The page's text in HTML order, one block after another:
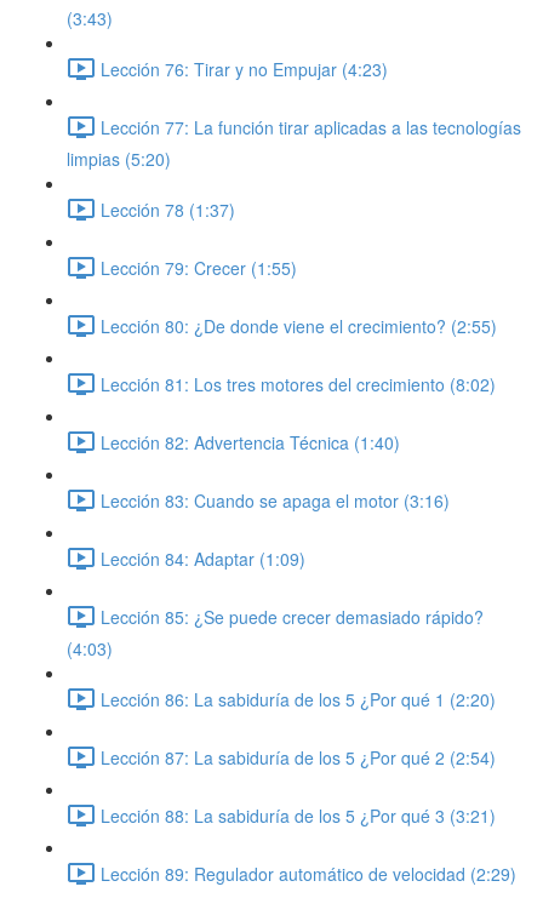
(3:43)
Lección 76: Tirar y no Empujar (4:23)
Lección 77: La función tirar aplicadas a las tecnologías
limpias (5:20)
Lección 78 (1:37)
Lección 79: Crecer (1:55)
Lección 80: ¿De donde viene el crecimiento? (2:55)
Lección 81: Los tres motores del crecimiento (8:02)
Lección 82: Advertencia Técnica (1:40)
Lección 83: Cuando se apaga el motor (3:16)
Lección 84: Adaptar (1:09)
Lección 85: ¿Se puede crecer demasiado rápido?
(4:03)
Lección 86: La sabiduría de los 5 ¿Por qué 1 (2:20)
Lección 87: La sabiduría de los 5 ¿Por qué 2 (2:54)
Lección 88: La sabiduría de los 5 ¿Por qué 3 (3:21)
Lección 89: Regulador automático de velocidad (2:29)